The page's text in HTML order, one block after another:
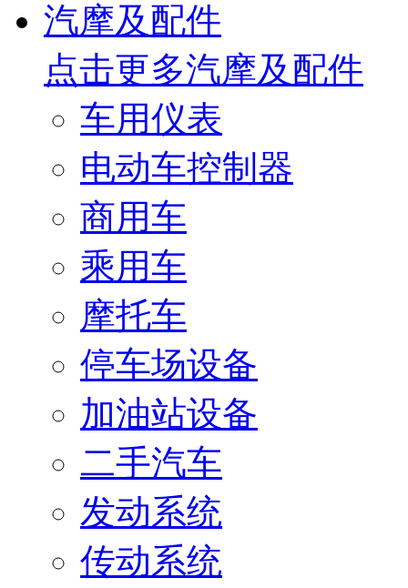
汽摩及配件
点击更多汽摩及配件
车用仪表
电动车控制器
商用车
乘用车
摩托车
停车场设备
加油站设备
二手汽车
发动系统
传动系统